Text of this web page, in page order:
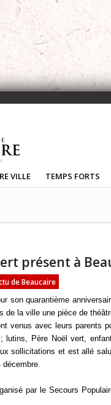
VILLE TEMPS FORTS
présent à
de Beaucaire
son quarantième
de la ville une pièce de
venus avec leurs parents
lutins, Père Noël vert,
sollicitations et est allé
décembre.
par le Secours